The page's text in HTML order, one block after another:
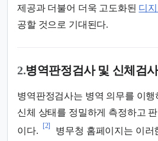
제공과 더불어 더욱 고도화된 디
공할 것으로 기대된다.
2.병역판정검사 및 신체검
병역판정검사는 병역 의무를 이행
신체 상태를 정밀하게 측정하고
이다.
[2]
병무청 홈페이지는 이러